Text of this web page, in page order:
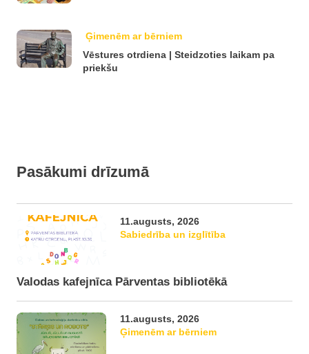
Ģimenēm ar bērniem
Vēstures otrdiena | Steidzoties laikam pa
priekšu
Pasākumi drīzumā
11.augusts, 2026
Sabiedrība un izglītība
Valodas kafejnīca Pārventas bibliotēkā
11.augusts, 2026
Ģimenēm ar bērniem